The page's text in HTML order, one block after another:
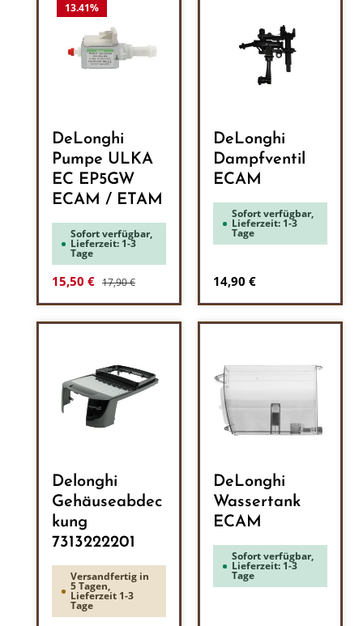
13.41%
DeLonghi
Pumpe ULKA
EC EP5GW
ECAM / ETAM
Sofort verfügbar,
Lieferzeit: 1-3
Tage
Verkaufspreis:
15,50 € Regulärer Preis:
17,90 €
DeLonghi
Dampfventil
ECAM
Sofort verfügbar,
Lieferzeit: 1-3
Tage
Regulärer Preis:
14,90 €
Delonghi
Gehäuseabdec
kung
7313222201
Versandfertig in
5 Tagen,
Lieferzeit 1-3
Tage
DeLonghi
Wassertank
ECAM
Sofort verfügbar,
Lieferzeit: 1-3
Tage